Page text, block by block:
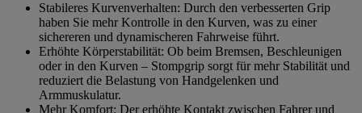
Stabileres Kurvenverhalten: Durch den verbesserten Grip
haben Sie mehr Kontrolle in den Kurven, was zu einer
sichereren und dynamischeren Fahrweise führt.
Erhöhte Körperstabilität: Ob beim Bremsen, Beschleunigen
oder in den Kurven – Stompgrip sorgt für mehr Stabilität und
reduziert die Belastung von Handgelenken und
Armmuskulatur.
Mehr Komfort: Der erhöhte Kontakt zwischen Fahrer und